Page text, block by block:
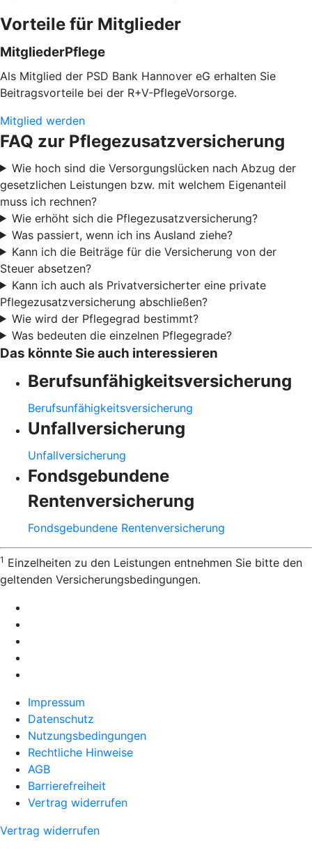
Vorteile für Mitglieder
MitgliederPflege
Als Mitglied der PSD Bank Hannover eG erhalten Sie
Beitragsvorteile bei der R+V-PflegeVorsorge.
Mitglied werden
FAQ zur Pflegezusatzversicherung
Wie hoch sind die Versorgungslücken nach Abzug der
gesetzlichen Leistungen bzw. mit welchem Eigenanteil
muss ich rechnen?
Wie erhöht sich die Pflegezusatzversicherung?
Was passiert, wenn ich ins Ausland ziehe?
Kann ich die Beiträge für die Versicherung von der
Steuer absetzen?
Kann ich auch als Privatversicherter eine private
Pflegezusatzversicherung abschließen?
Wie wird der Pflegegrad bestimmt?
Was bedeuten die einzelnen Pflegegrade?
Das könnte Sie auch interessieren
Berufsunfähigkeitsversicherung
Berufsunfähigkeitsversicherung
Unfallversicherung
Unfallversicherung
Fondsgebundene
Rentenversicherung
Fondsgebundene Rentenversicherung
1 Einzelheiten zu den Leistungen entnehmen Sie bitte den
geltenden Versicherungsbedingungen.
Impressum
Datenschutz
Nutzungsbedingungen
Rechtliche Hinweise
AGB
Barrierefreiheit
Vertrag widerrufen
Vertrag widerrufen